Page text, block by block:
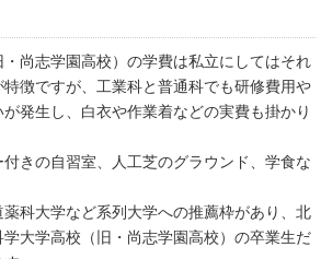
尚志学園高校）の学費は私立にしてはそれ
徴ですが、工業科と普通科でも研修費用や
発生し、白衣や作業着などの実費も掛かり
きの自習室、人工芝のグラウンド、学食な
科大学など系列大学への推薦枠があり、北
大学高校（旧・尚志学園高校）の卒業生だ